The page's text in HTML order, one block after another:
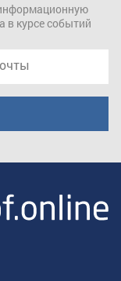
в курсе событий